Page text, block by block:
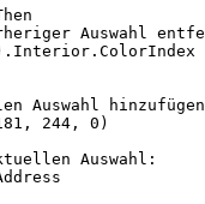
Auswahl
Auswahl
244, 0)
Auswahl: